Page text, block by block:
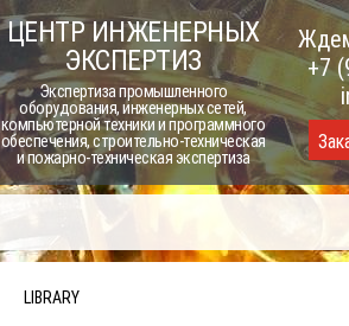
Skip
to
content
ЦЕНТР ИНЖЕНЕРНЫХ
ЭКСПЕРТИЗ
Экспертиза промышленного
оборудования, инженерных сетей,
компьютерной техники и программного
обеспечения, строительно-техническая
и пожарно-техническая экспертиза
+7
LIBRARY